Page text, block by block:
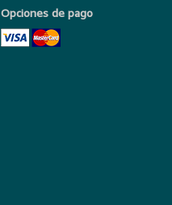
Opciones de pago